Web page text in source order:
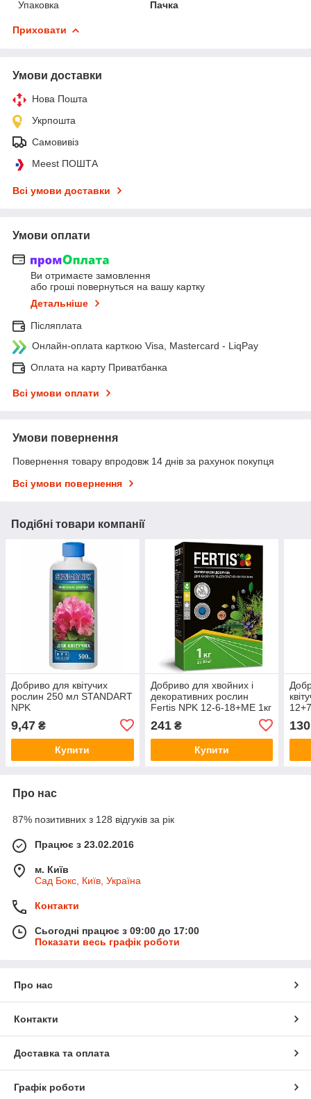
Упаковка
Пачка
Приховати
Умови доставки
Нова Пошта
Укрпошта
Самовивіз
Meest ПОШТА
Всі умови доставки
Умови оплати
Ви отримаєте замовлення
або гроші повернуться на вашу картку
Детальніше
Післяплата
Онлайн-оплата карткою Visa, Mastercard - LiqPay
Оплата на карту Приватбанка
Всі умови оплати
Умови повернення
Повернення товару впродовж 14 днів за рахунок покупця
Всі умови повернення
Подібні товари компанії
Добриво для квітучих
рослин 250 мл STANDART
NPK
9,47 ₴
Купити
Добриво для хвойних і
декоративних рослин
Fertis NPK 12-6-18+МЕ 1кг
241₴
Купити
130
Про нас
87% позитивних з 128 відгуків за рік
Працює з 23.02.2016
м. Київ
Сад Бокс, Київ, Україна
Контакти
Сьогодні працює з 09:00 до 17:00
Показати весь графік роботи
Про нас
Контакти
Доставка та оплата
Графік роботи